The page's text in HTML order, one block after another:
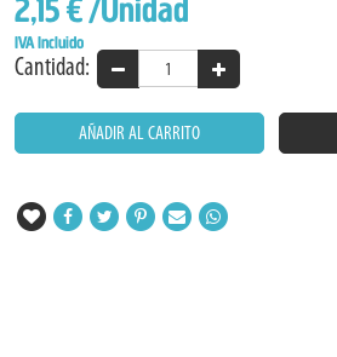
2,15 €/Unidad
IVA Incluido
Cantidad:
AÑADIR AL CARRITO